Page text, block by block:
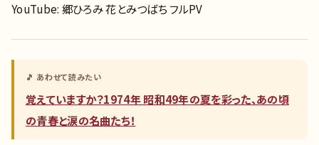
YouTube: 郷ひろみ 花とみつばち フルPV
🎵 あわせて読みたい
覚えていますか？1974年 昭和49年の夏を彩った、あの頃
の青春と涙の名曲たち！